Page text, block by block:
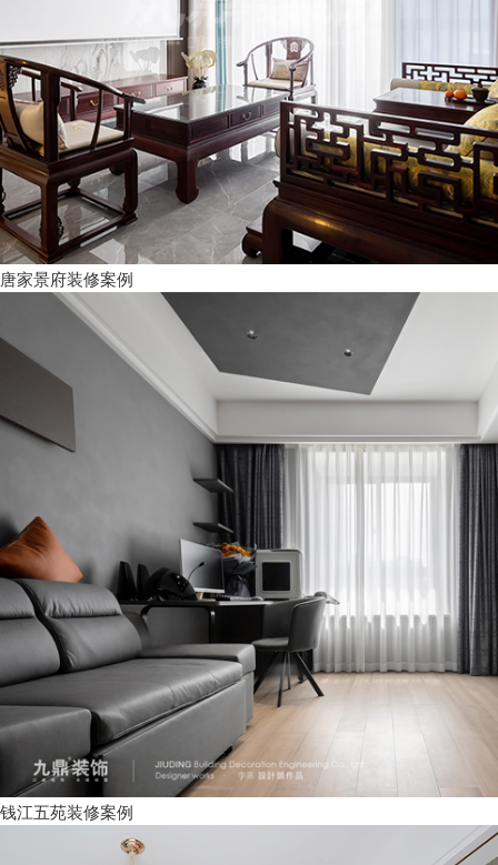
唐家景府装修案例
钱江五苑装修案例